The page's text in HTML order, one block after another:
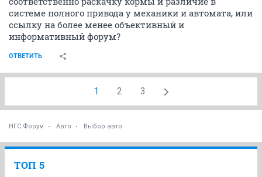
системе полного привода у механики и автомата, или
ссылку на более менее объективный и
информативный форум?
ОТВЕТИТЬ
1 2 3
НГС.Форум Авто Выбор авто
ТОП 5